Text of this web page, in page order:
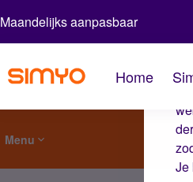
Je
Maandelijks aanpasbaar
Home
Menu